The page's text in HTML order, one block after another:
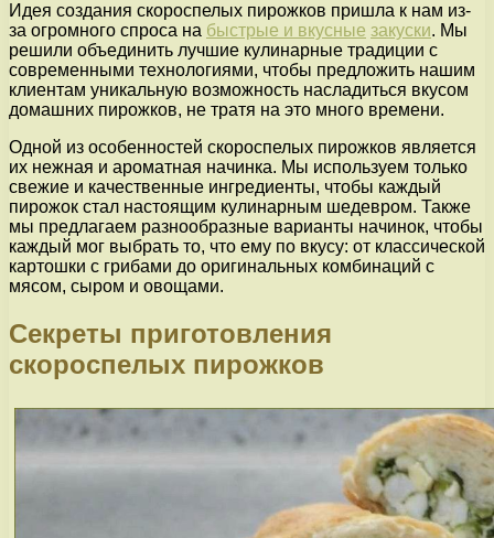
Идея создания скороспелых пирожков пришла к нам из-
за огромного спроса на быстрые и вкусные закуски. Мы
решили объединить лучшие кулинарные традиции с
современными технологиями, чтобы предложить нашим
клиентам уникальную возможность насладиться вкусом
домашних пирожков, не тратя на это много времени.
Одной из особенностей скороспелых пирожков является
их нежная и ароматная начинка. Мы используем только
свежие и качественные ингредиенты, чтобы каждый
пирожок стал настоящим кулинарным шедевром. Также
мы предлагаем разнообразные варианты начинок, чтобы
каждый мог выбрать то, что ему по вкусу: от классической
картошки с грибами до оригинальных комбинаций с
мясом, сыром и овощами.
Секреты приготовления
скороспелых пирожков